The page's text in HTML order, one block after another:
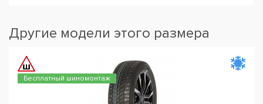
Другие модели этого размера
Бесплатный шиномонтаж